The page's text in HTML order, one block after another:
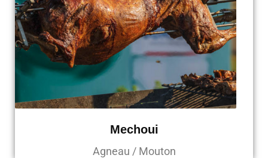
Mechoui
Agneau / Mouton